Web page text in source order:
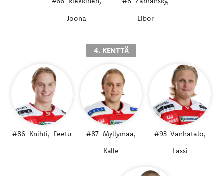
Joona
Libor
4. KENTTÄ
#86 Knihti, Feetu #87 Myllymaa,
Kalle
#93 Vanhatalo,
Lassi